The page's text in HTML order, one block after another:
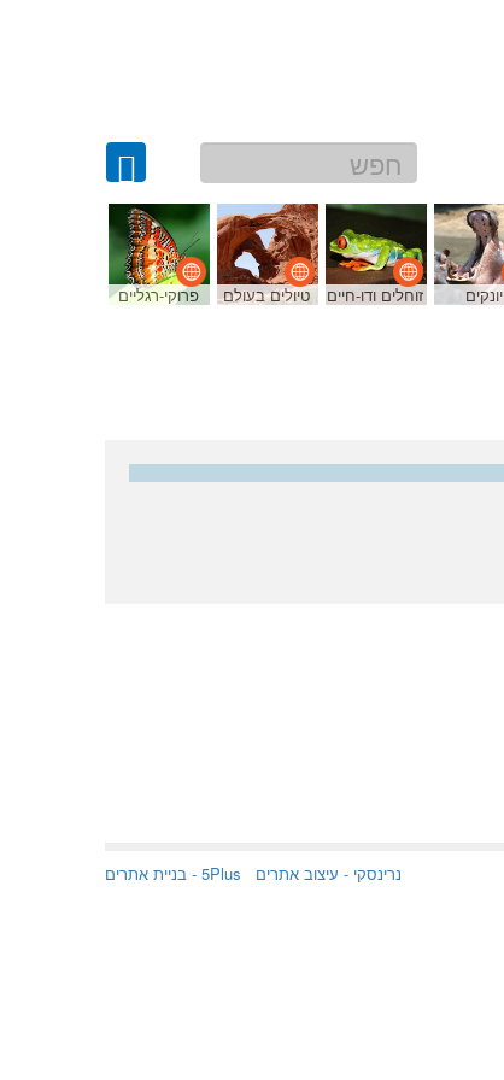
יונקים זוחלים ודו-חיים טיולים בעולם פרוקי-רגליים
נרינסקי - עיצוב אתרים 5Plus - בניית אתרים